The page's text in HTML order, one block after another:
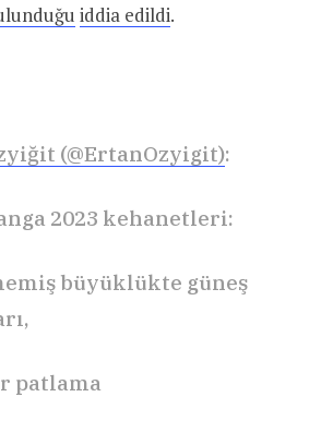
iddia edildi.
(@ErtanOzyigit):
2023 kehanetleri:
büyüklükte güneş
patlama